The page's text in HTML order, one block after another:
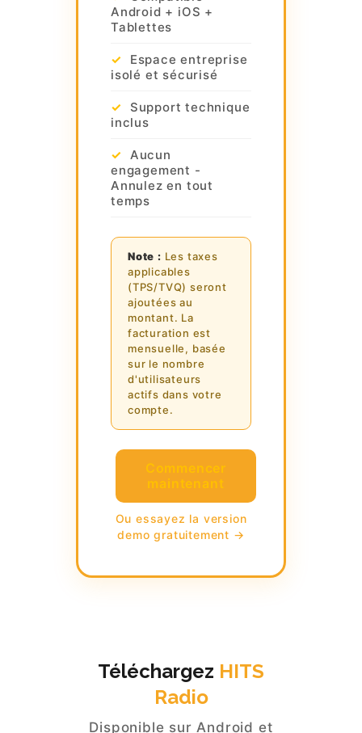
Android + iOS +
Tablettes
Espace entreprise
isolé et sécurisé
Support technique
inclus
Aucun
engagement -
Annulez en tout
temps
Note : Les taxes
applicables
(TPS/TVQ) seront
ajoutées au
montant. La
facturation est
mensuelle, basée
sur le nombre
d'utilisateurs
actifs dans votre
compte.
Commencer
maintenant
Ou essayez la version
demo gratuitement →
Téléchargez HITS
Radio
Disponible sur Android et